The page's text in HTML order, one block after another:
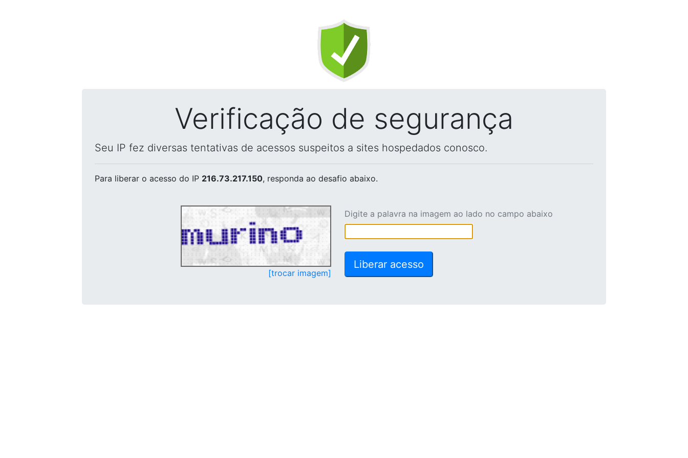
Verificação de segurança
Seu IP fez diversas tentativas de acessos suspeitos a sites hospedados conosco.
Para liberar o acesso do IP 216.73.217.150, responda ao desafio abaixo.
[trocar imagem]
Digite a palavra na imagem ao lado no campo abaixo